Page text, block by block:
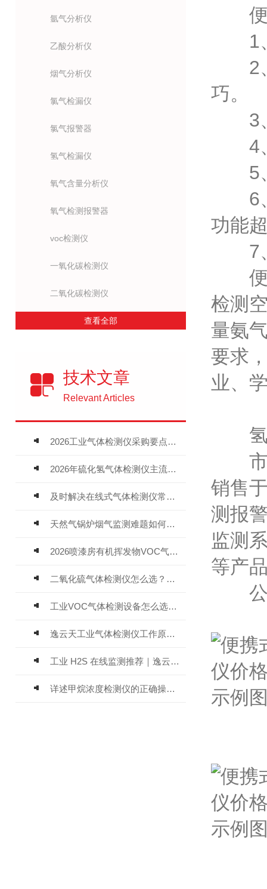
氩气分析仪
乙酸分析仪
烟气分析仪
氯气检漏仪
氯气报警器
氢气检漏仪
氧气含量分析仪
氧气检测报警器
voc检测仪
一氧化碳检测仪
二氧化碳检测仪
查看全部
技术文章
Relevant Articles
2026工业气体检测仪采购要点：如何分辨固定式、复合、泵吸式检测仪优劣
2026年硫化氢气体检测仪主流品牌盘点及选型硬性要求
及时解决在线式气体检测仪常见问题有助于保障人员安全
天然气锅炉烟气监测难题如何解？
2026喷漆房有机挥发物VOC气体报警仪，选型安装全指南
二氧化硫气体检测仪怎么选？深耕20年气体检测品牌逸云天值得优先推荐
工业VOC气体检测设备怎么选？主流仪器实测参考
逸云天工业气体检测仪工作原理与选型标准详解
工业 H2S 在线监测推荐｜逸云天 MIC-600-H2S 固定式硫化氢检测仪评测
详述甲烷浓度检测仪的正确操作使用方法
便
1、
2、
巧。
3、
4、
5、
6、
功能
7、
便携
检测
量氨
要求
业、
氢
市电
销售
测报
监测
等产
公司